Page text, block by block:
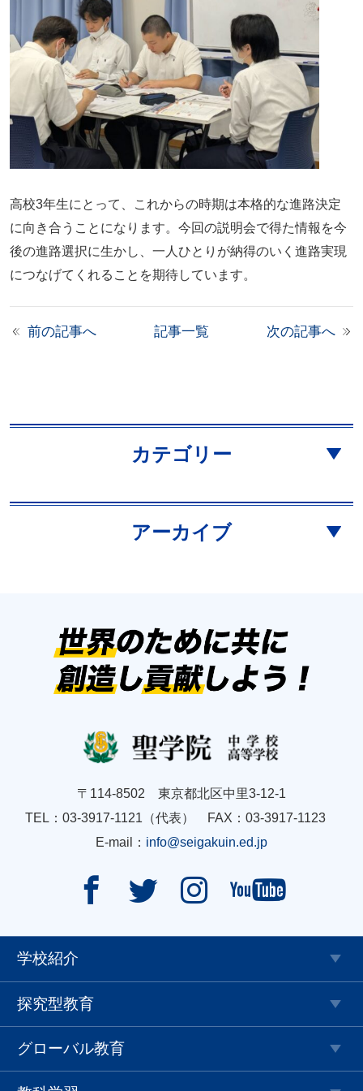
高校3年生にとって、これからの時期は本格的な進路決定
に向き合うことになります。今回の説明会で得た情報を今
後の進路選択に生かし、一人ひとりが納得のいく進路実現
につなげてくれることを期待しています。
前の記事へ 記事一覧 次の記事へ
カテゴリー
アーカイブ
〒114-8502 東京都北区中里3-12-1
TEL：03-3917-1121（代表） FAX：03-3917-1123
E-mail： info@seigakuin.ed.jp
   
学校紹介
探究型教育
グローバル教育